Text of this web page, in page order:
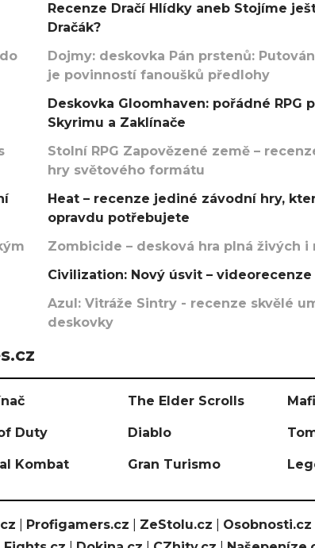
Recenze Dračí Hlídky aneb Stojíme
Dračák?
Dojmy: deskovka Pán prstenů:
je povinností fanoušků předlohy
Deskovka Gloomhaven: pořádné RPG
Skyrimu a Zaklínače
Stolní RPG Zapovězené země –
hry světového formátu
Heat – recenze jediné závodní hry,
opravdu potřebujete
Zombicide – desková hra plná živých i
Civilization: Nový úsvit –
Azul: Vitráže Sintry - recenze skvělé
deskovky
The Elder Scrolls
Duty Diablo
Kombat Gran Turismo
Profigamers.cz ZeStolu.cz Osobnosti.cz